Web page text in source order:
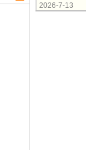
2026-7-13